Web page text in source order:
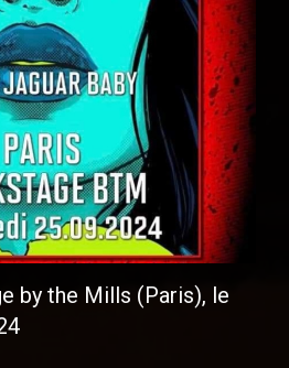
by the Mills (Paris), le